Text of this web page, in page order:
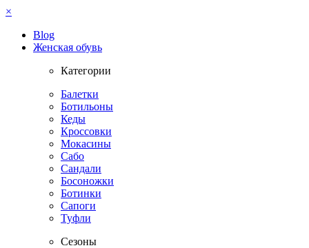
×
Blog
Женская обувь
Категории
Балетки
Ботильоны
Кеды
Кроссовки
Мокасины
Сабо
Сандали
Босоножки
Ботинки
Сапоги
Туфли
Сезоны